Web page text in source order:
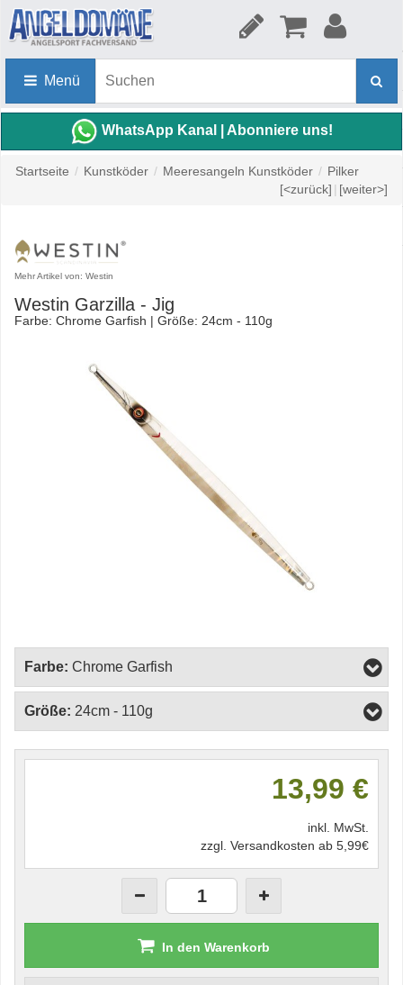
Menü
WhatsApp Kanal | Abonniere uns!
Startseite / Kunstköder / Meeresangeln Kunstköder / Pilker
[<zurück] | [weiter>]
Mehr Artikel von: Westin
Westin Garzilla - Jig
Farbe: Chrome Garfish | Größe: 24cm - 110g
Farbe: Chrome Garfish
Größe: 24cm - 110g
13,99 €
inkl. MwSt.
zzgl. Versandkosten ab 5,99€
In den Warenkorb